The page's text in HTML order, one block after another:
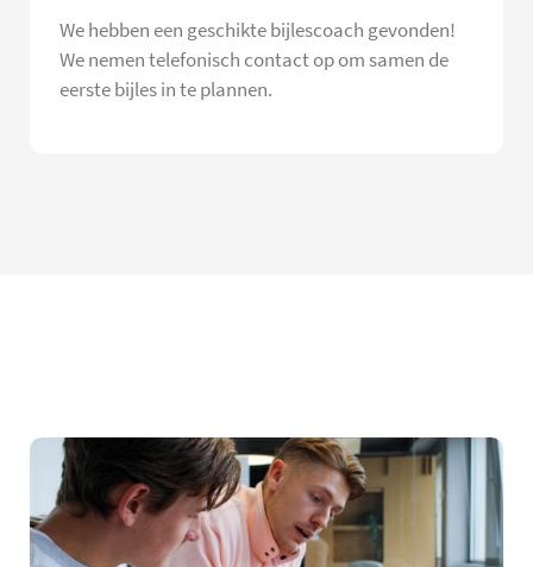
We hebben een geschikte bijlescoach gevonden!
We nemen telefonisch contact op om samen de
eerste bijles in te plannen.